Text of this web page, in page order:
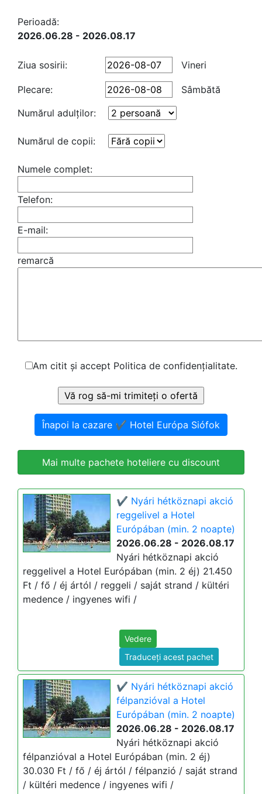
Perioadă:
2026.06.28 - 2026.08.17
Ziua sosirii: Vineri
Plecare:
Sâmbătă
Numărul adulţilor:
Numărul de copii:
Numele complet:
Telefon:
E-mail:
remarcă
Am citit și accept Politica de confidențialitate.
Înapoi la cazare ✔️ Hotel Európa Siófok
Mai multe pachete hoteliere cu discount
✔️ Nyári hétköznapi akció
reggelivel a Hotel
Európában (min. 2 noapte)
2026.06.28 - 2026.08.17
Nyári hétköznapi akció
reggelivel a Hotel Európában (min. 2 éj) 21.450
Ft / fő / éj ártól / reggeli / saját strand / kültéri
medence / ingyenes wifi /
Vedere
Traduceți acest pachet
✔️ Nyári hétköznapi akció
félpanzióval a Hotel
Európában (min. 2 noapte)
2026.06.28 - 2026.08.17
Nyári hétköznapi akció
félpanzióval a Hotel Európában (min. 2 éj)
30.030 Ft / fő / éj ártól / félpanzió / saját strand
/ kültéri medence / ingyenes wifi /